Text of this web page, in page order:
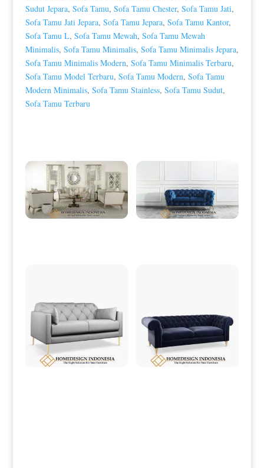
Sudut Jepara, Sofa Tamu, Sofa Tamu Chester, Sofa Tamu Jati,
Sofa Tamu Jati Jepara, Sofa Tamu Jepara, Sofa Tamu Kantor,
Sofa Tamu L, Sofa Tamu Mewah, Sofa Tamu Mewah
Minimalis, Sofa Tamu Minimalis, Sofa Tamu Minimalis Jepara,
Sofa Tamu Minimalis Modern, Sofa Tamu Minimalis Terbaru,
Sofa Tamu Model Terbaru, Sofa Tamu Modern, Sofa Tamu
Modern Minimalis, Sofa Tamu Stainless, Sofa Tamu Sudut,
Sofa Tamu Terbaru